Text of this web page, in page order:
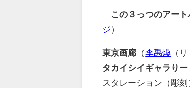
この３っつのアー
ジ）
東京画廊 （李禹煥 （
タカイシイギャラりー
スタレーション（彫